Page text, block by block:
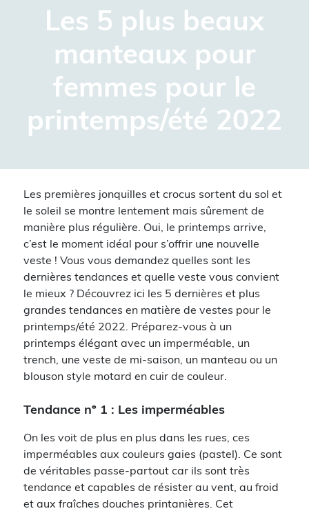
Les 5 plus beaux
manteaux pour
femmes pour le
printemps/été 2022
Les premières jonquilles et crocus sortent du sol et
le soleil se montre lentement mais sûrement de
manière plus régulière. Oui, le printemps arrive,
c’est le moment idéal pour s’offrir une nouvelle
veste ! Vous vous demandez quelles sont les
dernières tendances et quelle veste vous convient
le mieux ? Découvrez ici les 5 dernières et plus
grandes tendances en matière de vestes pour le
printemps/été 2022. Préparez-vous à un
printemps élégant avec un imperméable, un
trench, une veste de mi-saison, un manteau ou un
blouson style motard en cuir de couleur.
Tendance nº 1 : Les imperméables
On les voit de plus en plus dans les rues, ces
imperméables aux couleurs gaies (pastel). Ce sont
de véritables passe-partout car ils sont très
tendance et capables de résister au vent, au froid
et aux fraîches douches printanières. Cet